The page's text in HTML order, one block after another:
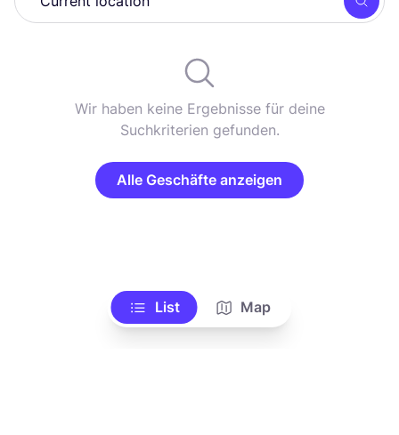
Wir haben keine Ergebnisse für deine
Suchkriterien gefunden.
Alle Geschäfte anzeigen
List Map